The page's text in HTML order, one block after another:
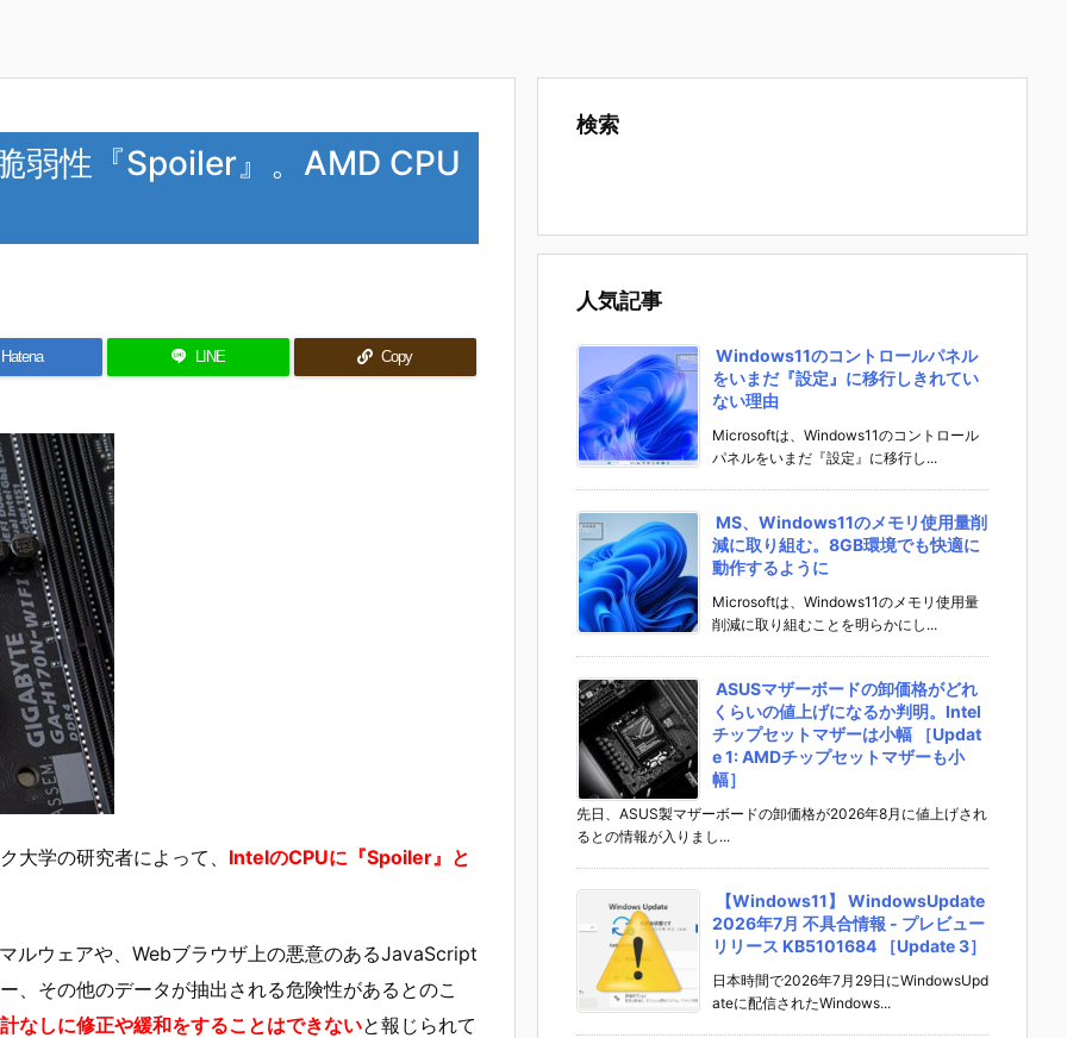
弱性『Spoiler』。AMD CPU
Hatena LINE Copy
大学の研究者によって、 IntelのCPUに『Spoiler』と
ルウェアや、Webブラウザ上の悪意のあるJavaScript
、その他のデータが抽出される危険性があるとのこ
なしに修正や緩和をすることはできないと報じられて
検索
人気記事
Windows11のコントロールパネル
をいまだ『設定』に移行しきれてい
ない理由
Microsoftは、Windows11のコントロール
パネルをいまだ『設定』に移行し...
MS、Windows11のメモリ使用量削
減に取り組む。8GB環境でも快適に
動作するように
Microsoftは、Windows11のメモリ使用量
削減に取り組むことを明らかにし...
ASUSマザーボードの卸価格がどれ
くらいの値上げになるか判明。Intel
チップセットマザーは小幅 ［Updat
e 1: AMDチップセットマザーも小
幅］
先日、ASUS製マザーボードの卸価格が2026年8月に値上げされ
るとの情報が入りまし...
【Windows11】 WindowsUpdate
2026年7月 不具合情報 - プレビュー
リリース KB5101684 ［Update 3］
日本時間で2026年7月29日にWindowsUpd
ateに配信されたWindows...